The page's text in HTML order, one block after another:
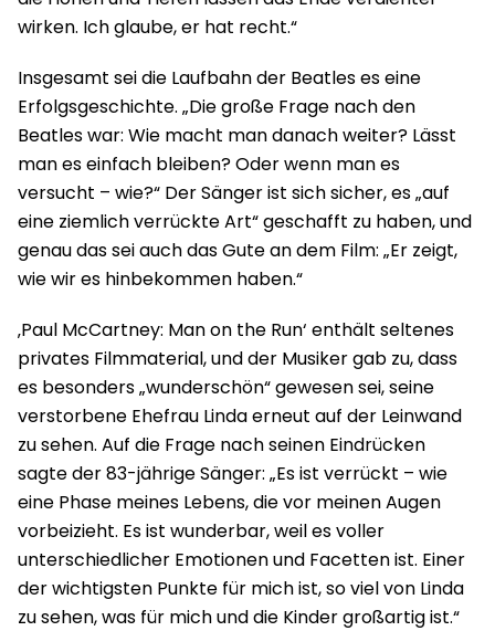
wirken. Ich glaube, er hat recht.“
Insgesamt sei die Laufbahn der Beatles es eine
Erfolgsgeschichte. „Die große Frage nach den
Beatles war: Wie macht man danach weiter? Lässt
man es einfach bleiben? Oder wenn man es
versucht – wie?“ Der Sänger ist sich sicher, es „auf
eine ziemlich verrückte Art“ geschafft zu haben, und
genau das sei auch das Gute an dem Film: „Er zeigt,
wie wir es hinbekommen haben.“
‚Paul McCartney: Man on the Run‘ enthält seltenes
privates Filmmaterial, und der Musiker gab zu, dass
es besonders „wunderschön“ gewesen sei, seine
verstorbene Ehefrau Linda erneut auf der Leinwand
zu sehen. Auf die Frage nach seinen Eindrücken
sagte der 83-jährige Sänger: „Es ist verrückt – wie
eine Phase meines Lebens, die vor meinen Augen
vorbeizieht. Es ist wunderbar, weil es voller
unterschiedlicher Emotionen und Facetten ist. Einer
der wichtigsten Punkte für mich ist, so viel von Linda
zu sehen, was für mich und die Kinder großartig ist.“